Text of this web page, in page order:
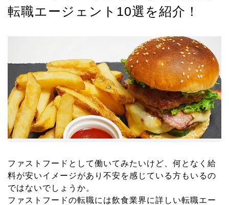
転職エージェント10選を紹介！
ファストフードとして働いてみたいけど、何となく給
料が安いイメージがあり不安を感じている方もいるの
ではないでしょうか。
ファストフードの転職には飲食業界に詳しい転職エー